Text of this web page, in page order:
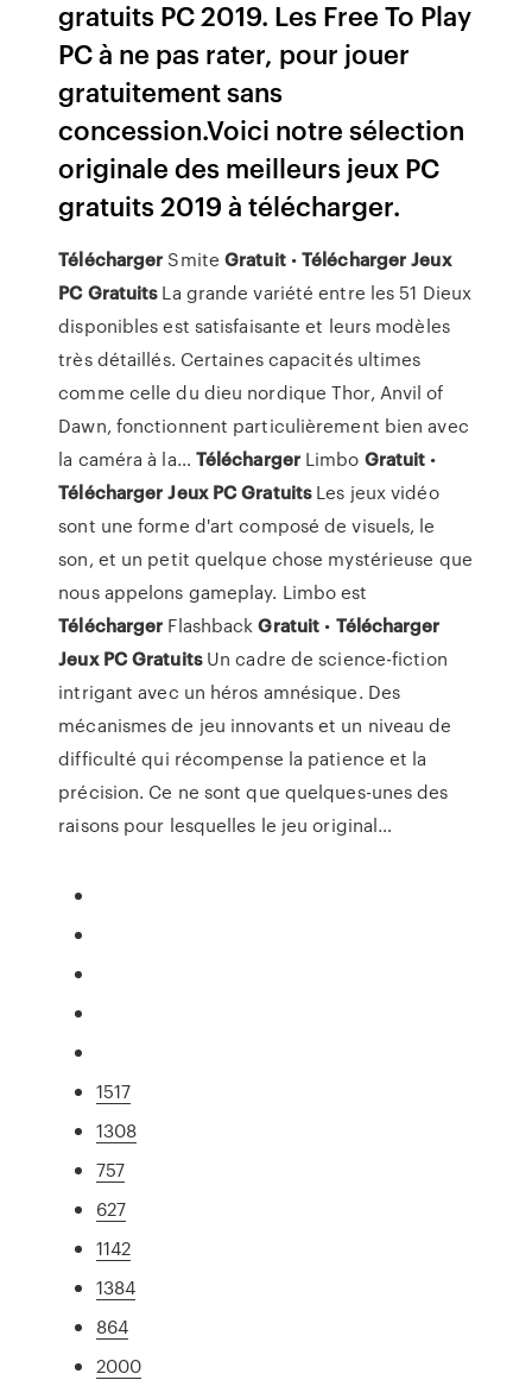
gratuits PC 2019. Les Free To Play
PC à ne pas rater, pour jouer
gratuitement sans
concession.Voici notre sélection
originale des meilleurs jeux PC
gratuits 2019 à télécharger.
Télécharger SmiteGratuit•Télécharger Jeux
PC GratuitsLa grande variété entre les 51 Dieux
disponibles est satisfaisante et leurs modèles
très détaillés. Certaines capacités ultimes
comme celle du dieu nordique Thor, Anvil of
Dawn, fonctionnent particulièrement bien avec
la caméra à la… TéléchargerLimbo Gratuit •
Télécharger Jeux PCGratuitsLes jeux vidéo
sont une forme d'art composé de visuels, le
son, et un petit quelque chose mystérieuse que
nous appelons gameplay. Limbo est
Télécharger FlashbackGratuit • Télécharger
Jeux PCGratuitsUn cadre de science-fiction
intrigant avec un héros amnésique. Des
mécanismes de jeu innovants et un niveau de
difficulté qui récompense la patience et la
précision. Ce ne sont que quelques-unes des
raisons pour lesquelles le jeu original…
1517
1308
757
627
1142
1384
864
2000